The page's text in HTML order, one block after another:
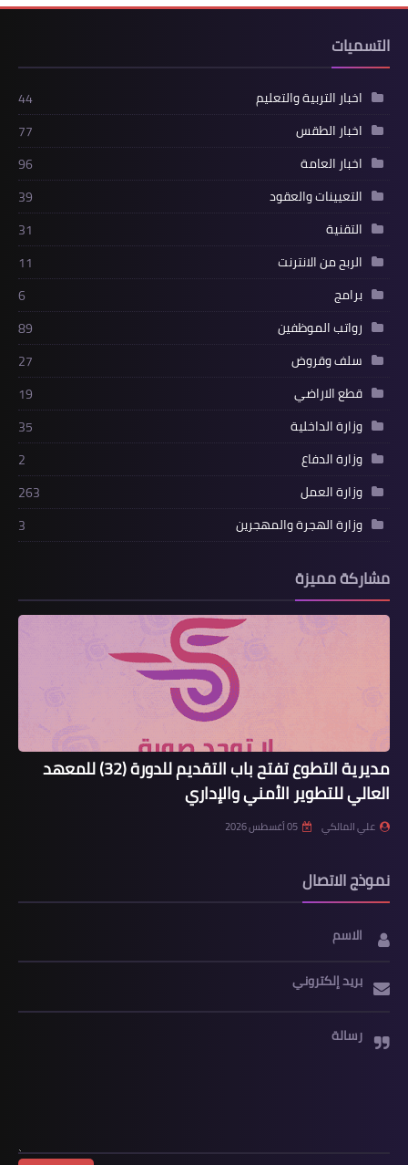
التسميات
اخبار التربية والتعليم
44
اخبار الطقس
77
اخبار العامة
96
التعيينات والعقود
39
التقنية
31
الربح من الانترنت
11
برامج
6
رواتب الموظفين
89
سلف وقروض
27
قطع الاراضي
19
وزارة الداخلية
35
وزارة الدفاع
2
وزارة العمل
263
وزارة الهجرة والمهجرين
3
مشاركة مميزة
مديرية التطوع تفتح باب التقديم للدورة (32) للمعهد
العالي للتطوير الأمني والإداري
علي المالكي 05 أغسطس 2026
نموذج الاتصال
الاسم
بريد إلكتروني
رسالة